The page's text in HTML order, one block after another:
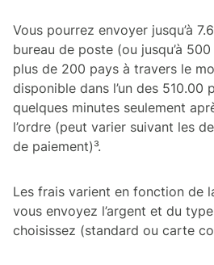
Vous pourrez envoyer jusqu’à
bureau de poste (ou jusqu’à
plus de 200 pays à travers le
disponible dans l’un des 510.00
quelques minutes seulement
l’ordre (peut varier suivant les
de paiement)³.
Les frais varient en fonction de
vous envoyez l’argent et du
choisissez (standard ou carte